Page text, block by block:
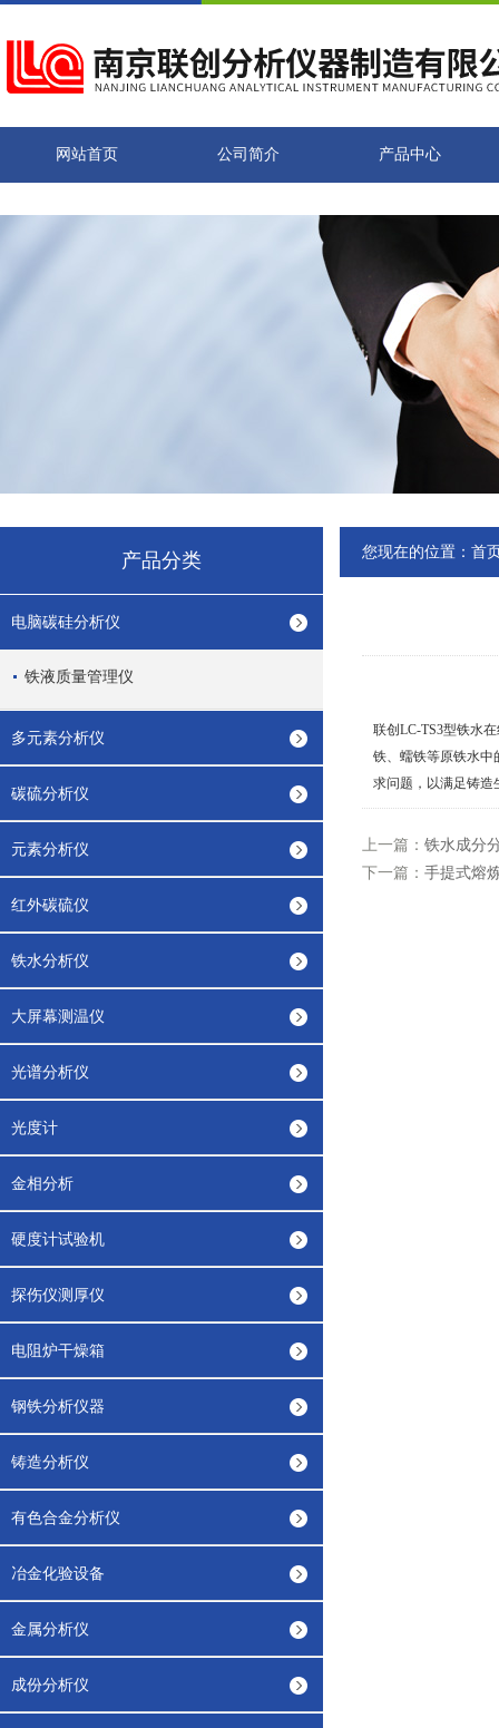
网站首页 公司简介 产品中心
产品分类
电脑碳硅分析仪
铁液质量管理仪
多元素分析仪
碳硫分析仪
元素分析仪
红外碳硫仪
铁水分析仪
大屏幕测温仪
光谱分析仪
光度计
金相分析
硬度计试验机
探伤仪测厚仪
电阻炉干燥箱
钢铁分析仪器
铸造分析仪
有色合金分析仪
冶金化验设备
金属分析仪
成份分析仪
您现在的位置： 首
联创LC-TS3型铁水
铁、蠕铁等原铁水中
求问题，以满足铸造
上一篇： 铁水成分
下一篇： 手提式熔